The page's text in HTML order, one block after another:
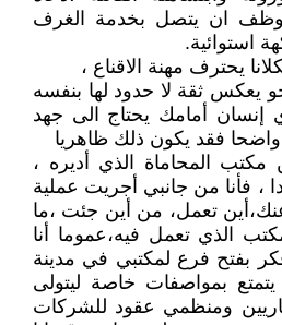
ان يتصل بخدمة الغرف
استوائية.
يحترف مهنة الاقناع ،
يعكس ثقة لا حدود لها بنفسه
أمامك يحتاج الى جهد
واضحا فقد يكون ذلك ظاهريا
المحاماة الذي أديره ،
، فأنا من جانبي أجريت عملية
تعمل، من أين جئت ،ما
الذي تعمل فيه،عموما أنا
بفتح فرع لمكتبي في مدينة
بمواصفات خاصة ليتولى
ومنظمي عقود للشركات